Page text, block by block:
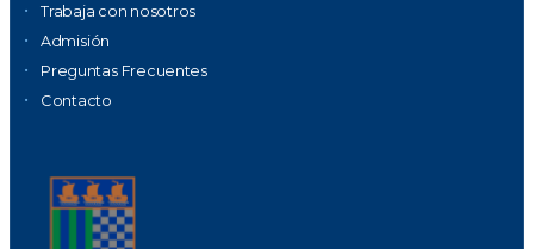
Trabaja con nosotros
Admisión
Preguntas Frecuentes
Contacto